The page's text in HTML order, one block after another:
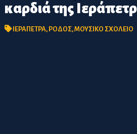
καρδιά της
ΙΕΡΑΠΕΤΡΑ, ΡΟΔΟΣ,ΜΟΥΣΙΚΟ ΣΧΟΛΕΙΟ